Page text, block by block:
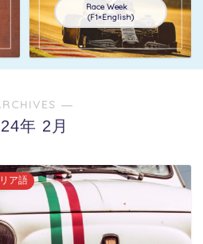
Race Week
(F1×English)
―
年 2月
ア語